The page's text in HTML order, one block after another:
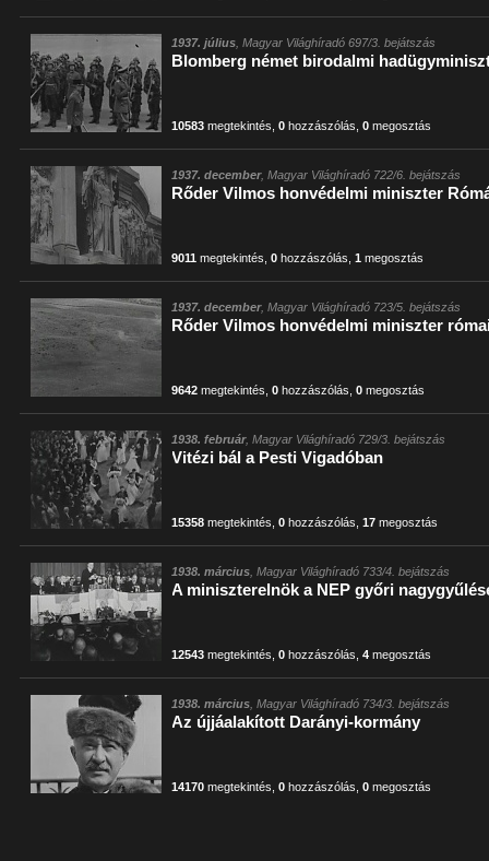
1937. július , Magyar Világhíradó 697/3. bejátszás
Blomberg német birodalmi
10583 megtekintés ,0 hozzászólás ,0 megosztás
1937. december, Magyar Világhíradó 722/6. bejátszás
Rőder Vilmos honvédelmi miniszter
9011 megtekintés ,0 hozzászólás ,1 megosztás
1937. december, Magyar Világhíradó 723/5. bejátszás
Rőder Vilmos honvédelmi miniszter
9642 megtekintés ,0 hozzászólás ,0 megosztás
1938. február, Magyar Világhíradó 729/3. bejátszás
Vitézi bál a Pesti Vigadóban
15358 megtekintés ,0 hozzászólás ,17 megosztás
1938. március , Magyar Világhíradó 733/4. bejátszás
A miniszterelnök a NEP győri
12543 megtekintés ,0 hozzászólás ,4 megosztás
1938. március , Magyar Világhíradó 734/3. bejátszás
Az újjáalakított Darányi-kormány
14170 megtekintés ,0 hozzászólás ,0 megosztás